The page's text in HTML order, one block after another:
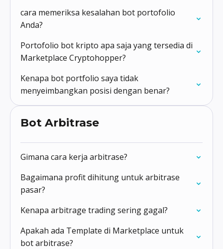
cara memeriksa kesalahan bot portofolio
Anda?
Portofolio bot kripto apa saja yang tersedia di
Marketplace Cryptohopper?
Kenapa bot portfolio saya tidak
menyeimbangkan posisi dengan benar?
Bot Arbitrase
Gimana cara kerja arbitrase?
Bagaimana profit dihitung untuk arbitrase
pasar?
Kenapa arbitrage trading sering gagal?
Apakah ada Template di Marketplace untuk
bot arbitrase?